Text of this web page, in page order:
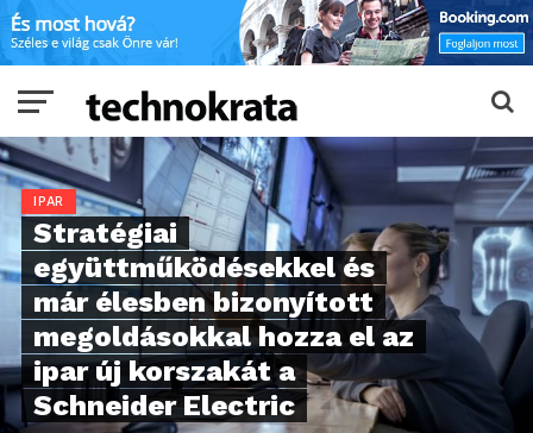
IPAR
Stratégiai
együttműködésekkel és
már élesben bizonyított
megoldásokkal hozza el az
ipar új korszakát a
Schneider Electric